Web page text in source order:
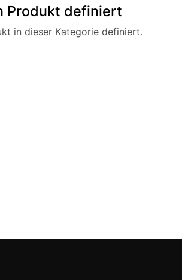
Produkt definiert
in dieser Kategorie definiert.